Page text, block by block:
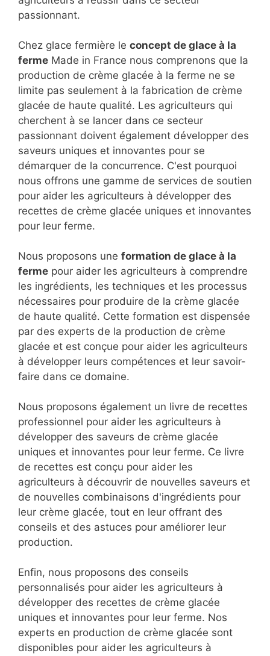
passionnant.
Chez glace fermière le concept de glace à la
ferme Made in France nous comprenons que la
production de crème glacée à la ferme ne se
limite pas seulement à la fabrication de crème
glacée de haute qualité. Les agriculteurs qui
cherchent à se lancer dans ce secteur
passionnant doivent également développer des
saveurs uniques et innovantes pour se
démarquer de la concurrence. C'est pourquoi
nous offrons une gamme de services de soutien
pour aider les agriculteurs à développer des
recettes de crème glacée uniques et innovantes
pour leur ferme.
Nous proposons une formation de glace à la
ferme pour aider les agriculteurs à comprendre
les ingrédients, les techniques et les processus
nécessaires pour produire de la crème glacée
de haute qualité. Cette formation est dispensée
par des experts de la production de crème
glacée et est conçue pour aider les agriculteurs
à développer leurs compétences et leur savoir-
faire dans ce domaine.
Nous proposons également un livre de recettes
professionnel pour aider les agriculteurs à
développer des saveurs de crème glacée
uniques et innovantes pour leur ferme. Ce livre
de recettes est conçu pour aider les
agriculteurs à découvrir de nouvelles saveurs et
de nouvelles combinaisons d'ingrédients pour
leur crème glacée, tout en leur offrant des
conseils et des astuces pour améliorer leur
production.
Enfin, nous proposons des conseils
personnalisés pour aider les agriculteurs à
développer des recettes de crème glacée
uniques et innovantes pour leur ferme. Nos
experts en production de crème glacée sont
disponibles pour aider les agriculteurs à